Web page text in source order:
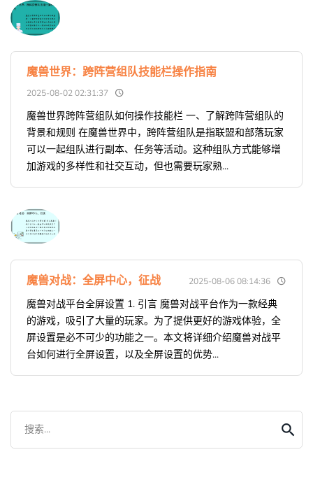
魔兽世界：跨阵营组队技能栏操作指南
2025-08-02 02:31:37
魔兽世界跨阵营组队如何操作技能栏 一、了解跨阵营组队的
背景和规则 在魔兽世界中，跨阵营组队是指联盟和部落玩家
可以一起组队进行副本、任务等活动。这种组队方式能够增
加游戏的多样性和社交互动，但也需要玩家熟...
魔兽对战：全屏中心，征战 2025-08-06 08:14:36
魔兽对战平台全屏设置 1. 引言 魔兽对战平台作为一款经典
的游戏，吸引了大量的玩家。为了提供更好的游戏体验，全
屏设置是必不可少的功能之一。本文将详细介绍魔兽对战平
台如何进行全屏设置，以及全屏设置的优势...
搜索...